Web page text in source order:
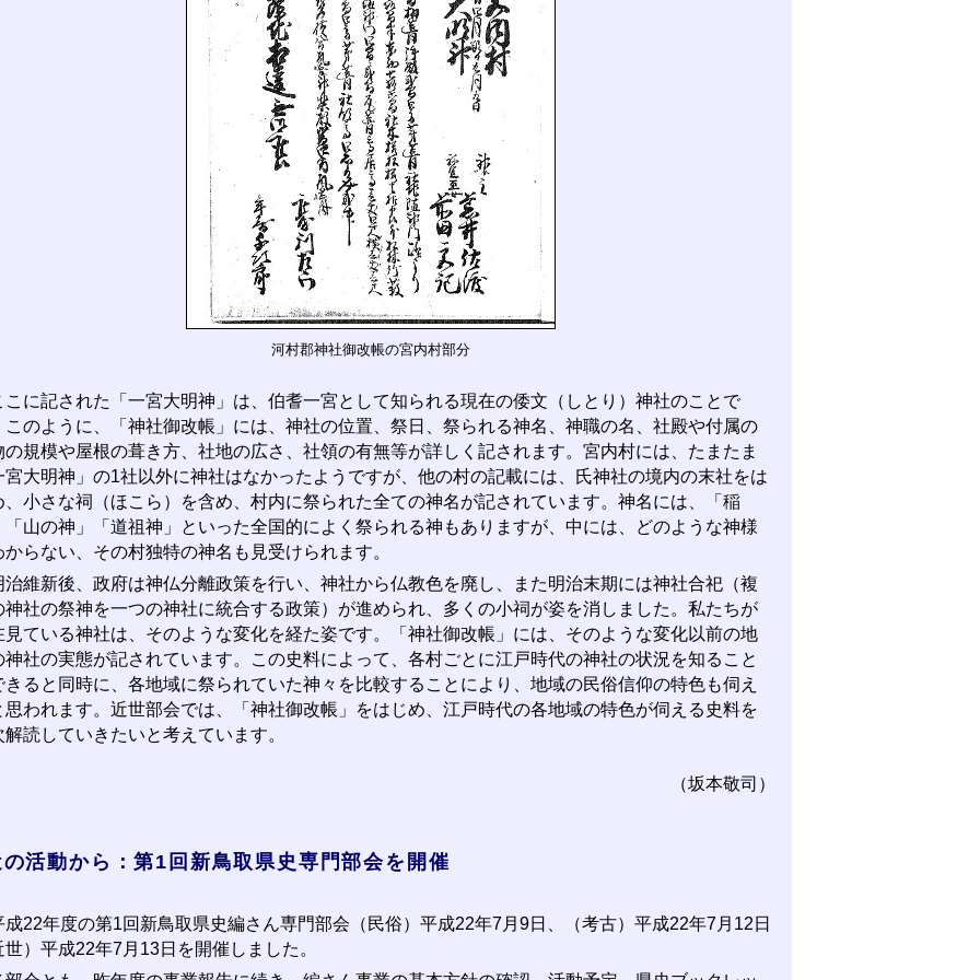
河村郡神社御改帳の宮内村部分
に記された「一宮大明神」は、伯耆一宮として知られる現在の倭文（しとり）神社のことで
このように、「神社御改帳」には、神社の位置、祭日、祭られる神名、神職の名、社殿や付属の
の規模や屋根の葺き方、社地の広さ、社領の有無等が詳しく記されます。宮内村には、たまたま
宮大明神」の1社以外に神社はなかったようですが、他の村の記載には、氏神社の境内の末社をは
、小さな祠（ほこら）を含め、村内に祭られた全ての神名が記されています。神名には、「稲
「山の神」「道祖神」といった全国的によく祭られる神もありますが、中には、どのような神様
からない、その村独特の神名も見受けられます。
維新後、政府は神仏分離政策を行い、神社から仏教色を廃し、また明治末期には神社合祀（複
神社の祭神を一つの神社に統合する政策）が進められ、多くの小祠が姿を消しました。私たちが
見ている神社は、そのような変化を経た姿です。「神社御改帳」には、そのような変化以前の地
神社の実態が記されています。この史料によって、各村ごとに江戸時代の神社の状況を知ること
きると同時に、各地域に祭られていた神々を比較することにより、地域の民俗信仰の特色も伺え
思われます。近世部会では、「神社御改帳」をはじめ、江戸時代の各地域の特色が伺える史料を
解読していきたいと考えています。
（坂本敬司）
活動から：第1回新鳥取県史専門部会を開催
22年度の第1回新鳥取県史編さん専門部会（民俗）平成22年7月9日、（考古）平成22年7月12日
世）平成22年7月13日を開催しました。